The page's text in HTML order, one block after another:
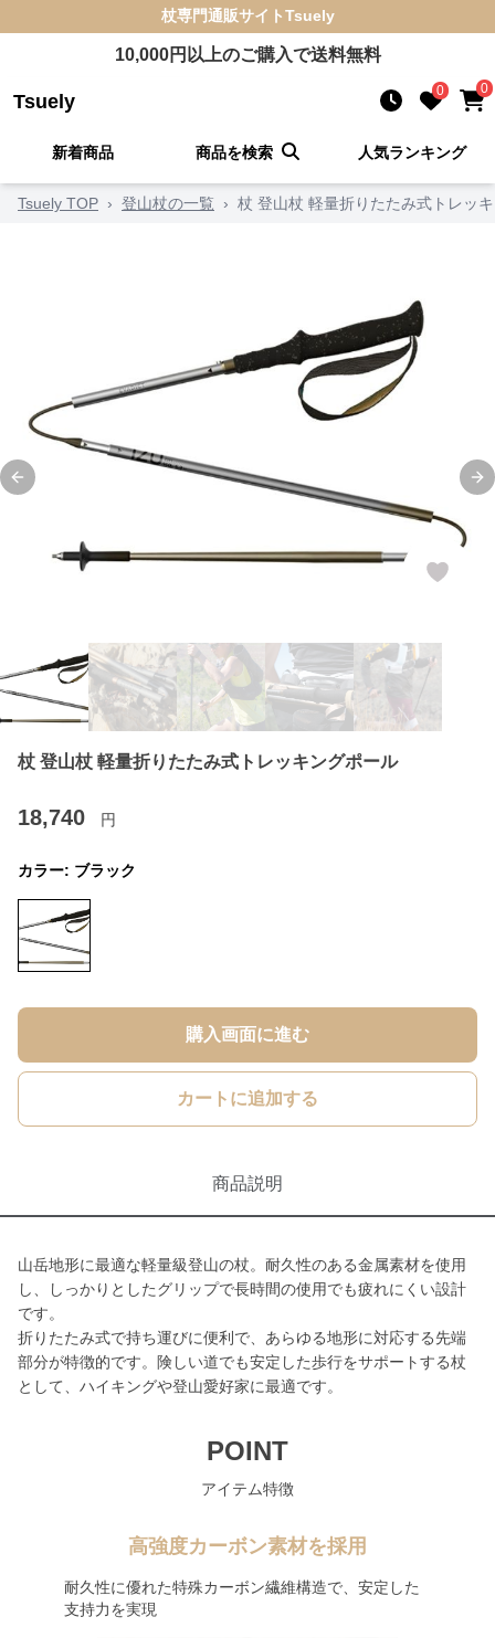
杖専門通販サイトTsuely
10,000円以上のご購入で送料無料
Tsuely 0 0
新着商品 商品を検索 人気ランキング
Tsuely TOP › 登山杖の一覧 › 杖 登山杖 軽量折りたたみ式トレッ
Previous slide
杖 登山杖 軽量折りたたみ式トレッキングポール
18,740 円
カラー: ブラック
購入画面に進む
カートに追加する
商品説明
山岳地形に最適な軽量級登山の杖。耐久性のある金属素材を使用
し、しっかりとしたグリップで長時間の使用でも疲れにくい設計
です。
折りたたみ式で持ち運びに便利で、あらゆる地形に対応する先端
部分が特徴的です。険しい道でも安定した歩行をサポートする杖
として、ハイキングや登山愛好家に最適です。
POINT
アイテム特徴
高強度カーボン素材を採用
耐久性に優れた特殊カーボン繊維構造で、安定した
支持力を実現